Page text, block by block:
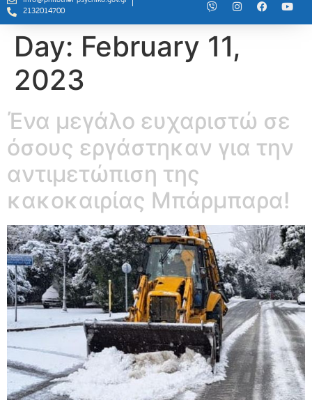
2132014700
Day: February 11,
2023
Ένα μεγάλο ευχαριστώ σε
όσους εργάστηκαν για την
αντιμετώπιση της
κακοκαιρίας Μπάρμπαρα!